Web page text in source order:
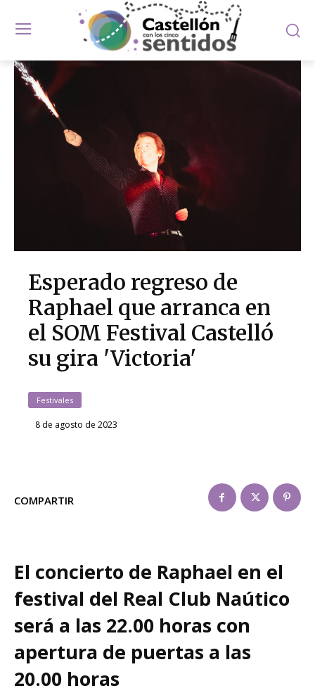
Esperado regreso de
Raphael que arranca en
el SOM Festival Castelló
su gira 'Victoria'
Festivales
8 de agosto de 2023
COMPARTIR
El concierto de Raphael en el
festival del Real Club Naútico
será a las 22.00 horas con
apertura de puertas a las
20.00 horas